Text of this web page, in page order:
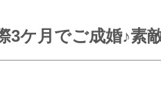
3ケ月でご成婚♪素